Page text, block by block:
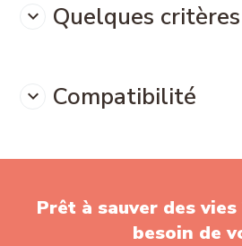
Quelques
Compatibilité
Prêt à sauver des vies
besoin de